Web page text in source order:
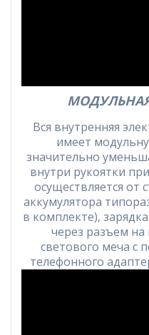
Вся внутренняя
имеет
значительно
внутри рукоятки
осуществляется от
аккумулятора
в комплекте),
через разъем на
светового меча с
телефонного